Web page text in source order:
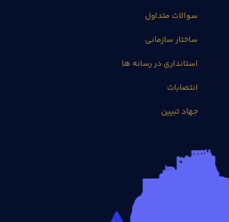
سوالات متداول
ساختار سازمانی
استانداری در رسانه ها
انتصابات
جهاد تبیین